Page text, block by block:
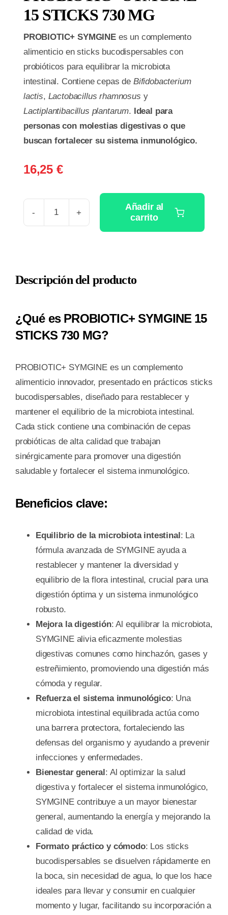
15 STICKS 730 MG
PROBIOTIC+ SYMGINE es un complemento
alimenticio en sticks bucodispersables con
probióticos para equilibrar la microbiota
intestinal. Contiene cepas de Bifidobacterium
lactis, Lactobacillus rhamnosus y
Lactiplantibacillus plantarum. Ideal para
personas con molestias digestivas o que
buscan fortalecer su sistema inmunológico.
16,25 €
730
Añadir al
carrito
Descripción del producto
¿Qué es PROBIOTIC+ SYMGINE 15
STICKS 730 MG?
PROBIOTIC+ SYMGINE es un complemento
alimenticio innovador, presentado en prácticos sticks
bucodispersables, diseñado para restablecer y
mantener el equilibrio de la microbiota intestinal.
Cada stick contiene una combinación de cepas
probióticas de alta calidad que trabajan
sinérgicamente para promover una digestión
saludable y fortalecer el sistema inmunológico.
Beneficios clave:
Equilibrio de la microbiota intestinal: La
fórmula avanzada de SYMGINE ayuda a
restablecer y mantener la diversidad y
equilibrio de la flora intestinal, crucial para una
digestión óptima y un sistema inmunológico
robusto.
Mejora la digestión: Al equilibrar la microbiota,
SYMGINE alivia eficazmente molestias
digestivas comunes como hinchazón, gases y
estreñimiento, promoviendo una digestión más
cómoda y regular.
Refuerza el sistema inmunológico: Una
microbiota intestinal equilibrada actúa como
una barrera protectora, fortaleciendo las
defensas del organismo y ayudando a prevenir
infecciones y enfermedades.
Bienestar general: Al optimizar la salud
digestiva y fortalecer el sistema inmunológico,
SYMGINE contribuye a un mayor bienestar
general, aumentando la energía y mejorando la
calidad de vida.
Formato práctico y cómodo: Los sticks
bucodispersables se disuelven rápidamente en
la boca, sin necesidad de agua, lo que los hace
ideales para llevar y consumir en cualquier
momento y lugar, facilitando su incorporación a